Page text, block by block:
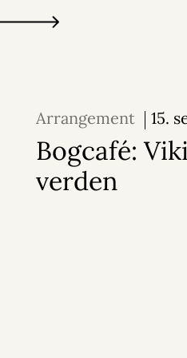
Arrangement
15.
2026
Bogcafé:
verden